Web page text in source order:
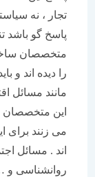
تجار ، نه
پاسخ گو باشد تنها
متخصصان ساختمان
را دیده اند و باید
مانند مسائل
این متخصصان به
می زنند برای
اند . مسائل
روانشناسی و … و